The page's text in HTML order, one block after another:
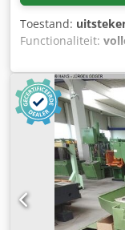
Toestand:
Functionaliteit:
omw/min
950 mm
Aansluitspanning:
2.800 kg
Koeling: nee
voor slijpmiddel:
1.200 mm / 47"